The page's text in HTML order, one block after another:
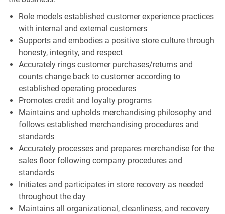
Role models established customer experience practices
with internal and external customers
Supports and embodies a positive store culture through
honesty, integrity, and respect
Accurately rings customer purchases/returns and
counts change back to customer according to
established operating procedures
Promotes credit and loyalty programs
Maintains and upholds merchandising philosophy and
follows established merchandising procedures and
standards
Accurately processes and prepares merchandise for the
sales floor following company procedures and
standards
Initiates and participates in store recovery as needed
throughout the day
Maintains all organizational, cleanliness, and recovery